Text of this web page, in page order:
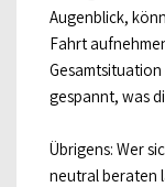
Augenblick,
Fahrt
gespannt, was
Übrigens: Wer
neutral beraten